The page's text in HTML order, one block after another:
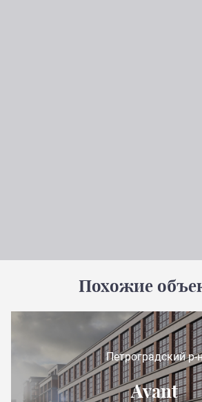
Похожие
Петроградский р-
Avant